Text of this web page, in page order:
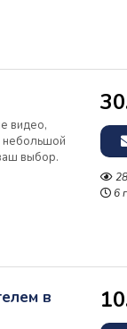
видео,
небольшой
выбор.
(если
6
в